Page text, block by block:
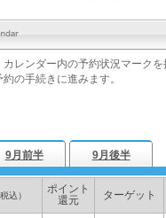
レンダー内の予約状況マーク
の手続きに進みます。
9月前半 9月後半
税込）
ポイント
還元
ターゲット